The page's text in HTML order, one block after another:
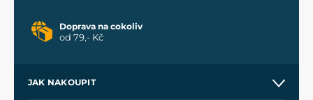
Doprava na cokoliv
od 79,- Kč
JAK NAKOUPIT